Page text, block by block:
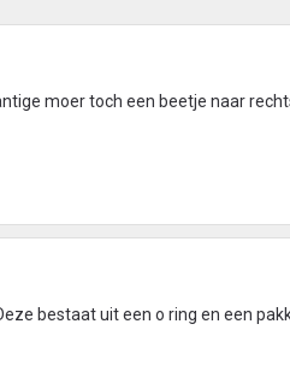
moer toch een beetje naar
bestaat uit een o ring en een